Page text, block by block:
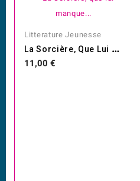
Litterature Jeunesse
L
A Sorcière, Que Lui Manque...
Prix
11,00 €